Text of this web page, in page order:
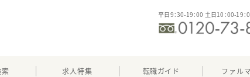
平日9：30-19：00 土日10：00-19：
求人特集 転職ガイド ファル